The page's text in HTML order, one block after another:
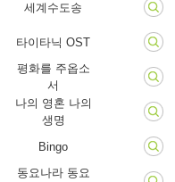
세계수도송
타이타닉 OST
평화를 주옵소
서
나의 영혼 나의
생명
Bingo
동요나라 동요